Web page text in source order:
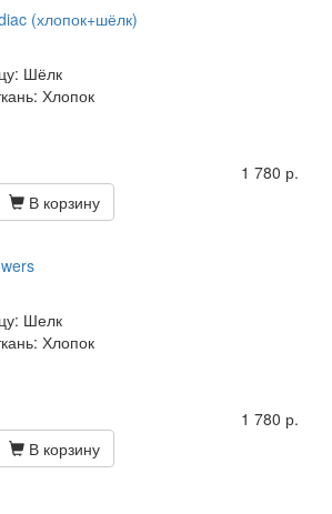
(хлопок+шёлк)
Шёлк
Хлопок
1 780 р.
В корзину
Шелк
Хлопок
1 780 р.
В корзину